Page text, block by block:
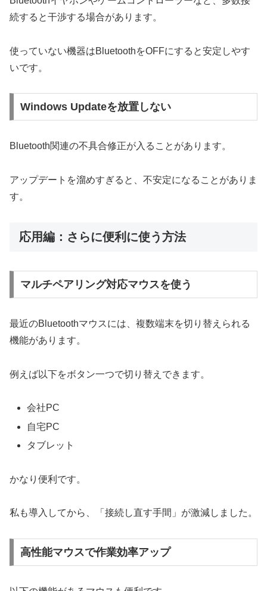
続すると干渉する場合があります。
使っていない機器はBluetoothをOFFにすると安定しやす
いです。
Windows Updateを放置しない
Bluetooth関連の不具合修正が入ることがあります。
アップデートを溜めすぎると、不安定になることがありま
す。
応用編：さらに便利に使う方法
マルチペアリング対応マウスを使う
最近のBluetoothマウスには、複数端末を切り替えられる
機能があります。
例えば以下をボタン一つで切り替えできます。
会社PC
自宅PC
タブレット
かなり便利です。
私も導入してから、「接続し直す手間」が激減しました。
高性能マウスで作業効率アップ